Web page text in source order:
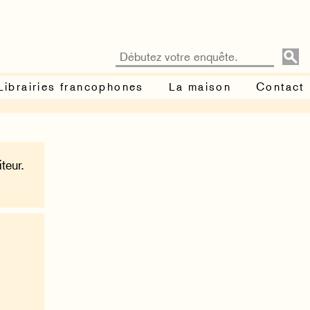
francophones La maison Contact